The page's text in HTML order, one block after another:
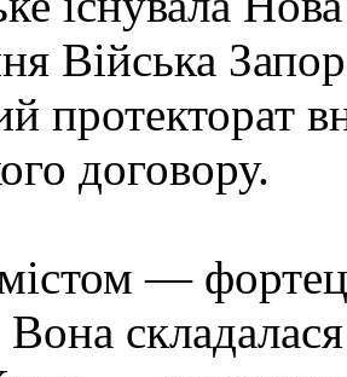
Війська
протекторат
договору.
—
Вона